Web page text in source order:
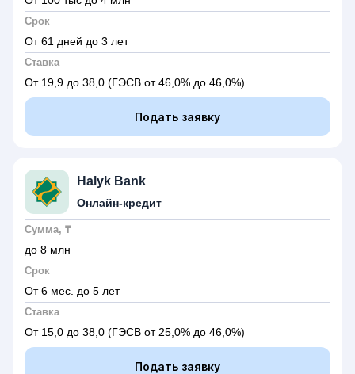
Срок
От 61 дней до 3 лет
Ставка
От 19,9 до 38,0 (ГЭСВ от 46,0% до 46,0%)
Подать заявку
Halyk Bank
Онлайн-кредит
Сумма, ₸
до 8 млн
Срок
От 6 мес. до 5 лет
Ставка
От 15,0 до 38,0 (ГЭСВ от 25,0% до 46,0%)
Подать заявку